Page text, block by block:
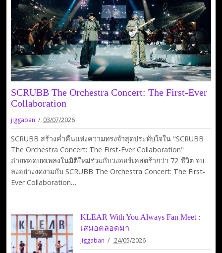
SCRUBB The Orchestra Concert: The First-Ever
Collaboration
jiggaban 03/07/2026
SCRUBB สร้างค่ำคืนแห่งความทรงจำสุดประทับใจใน "SCRUBB
The Orchestra Concert: The First-Ever Collaboration"
ถ่ายทอดบทเพลงในมิติใหม่ร่วมกับวงออร์เคสตร้ากว่า 72 ชีวิต จบ
ลงอย่างงดงามกับ SCRUBB The Orchestra Concert: The First-
Ever Collaboration…
KLEAR With You Always Fan Meet :
เสมอตลอดมา
jiggaban 24/05/2026